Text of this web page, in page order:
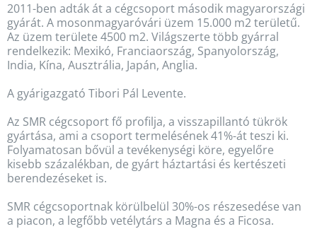
2011-ben adták át a cégcsoport második magyarországi
gyárát. A mosonmagyaróvári üzem 15.000 m2 területű.
Az üzem területe 4500 m2. Világszerte több gyárral
rendelkezik: Mexikó, Franciaország, Spanyolország,
India, Kína, Ausztrália, Japán, Anglia.
A gyárigazgató Tibori Pál Levente.
Az SMR cégcsoport fő profilja, a visszapillantó tükrök
gyártása, ami a csoport termelésének 41%-át teszi ki.
Folyamatosan bővül a tevékenységi köre, egyelőre
kisebb százalékban, de gyárt háztartási és kertészeti
berendezéseket is.
SMR cégcsoportnak körülbelül 30%-os részesedése van
a piacon, a legfőbb vetélytárs a Magna és a Ficosa.